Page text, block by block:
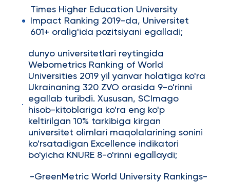
Times Higher Education University
Impact Ranking 2019-da, Universitet
601+ oralig'ida pozitsiyani egalladi;
dunyo universitetlari reytingida
Webometrics Ranking of World
Universities 2019 yil yanvar holatiga ko'ra
Ukrainaning 320 ZVO orasida 9-o'rinni
egallab turibdi. Xususan, SCImago
hisob-kitoblariga ko'ra eng ko'p
keltirilgan 10% tarkibiga kirgan
universitet olimlari maqolalarining sonini
ko'rsatadigan Excellence indikatori
bo'yicha KNURE 8-o'rinni egallaydi;
-GreenMetric World University Rankings-